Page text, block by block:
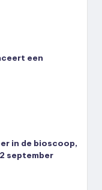
een
in de bioscoop,
september